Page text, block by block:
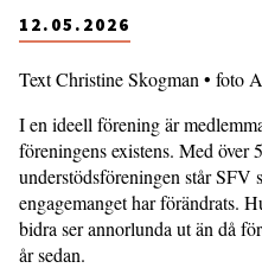
12.05.2026
Text Christine Skogman • foto
I en ideell förening är
föreningens existens. Med över
understödsföreningen står SFV
engagemanget har förändrats.
bidra ser annorlunda ut än då
år sedan.